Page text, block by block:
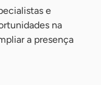
e
na
a presença